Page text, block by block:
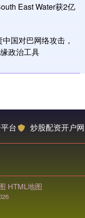
East Water获2亿
国对巴网络攻击，
政治工具
台 炒股配资开户网
HTML地图